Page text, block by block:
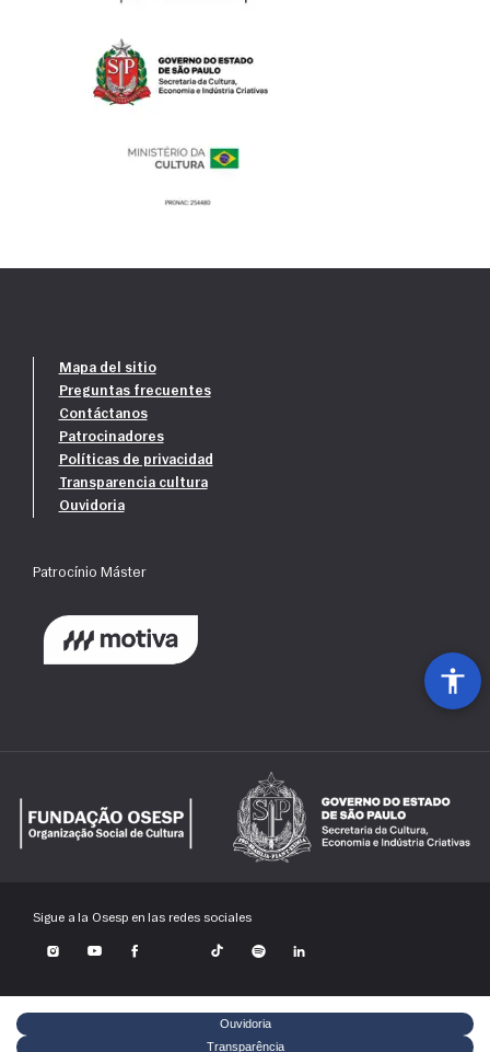
Mapa del sitio
Preguntas frecuentes
Contáctanos
Patrocinadores
Políticas de privacidad
Transparencia cultura
Ouvidoria
Patrocínio Máster
Sigue a la Osesp en las redes sociales
Ouvidoria
Transparência